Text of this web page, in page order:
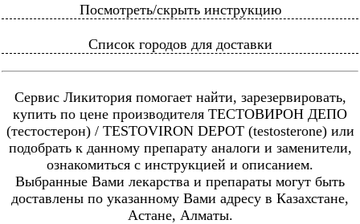
Посмотреть/скрыть инструкцию
Список городов для доставки
Сервис Ликитория помогает найти, зарезервировать,
купить по цене производителя ТЕСТОВИРОН ДЕПО
(тестостерон) / TESTOVIRON DEPOT (testosterone) или
подобрать к данному препарату аналоги и заменители,
ознакомиться с инструкцией и описанием.
Выбранные Вами лекарства и препараты могут быть
доставлены по указанному Вами адресу в Казахстане,
Астане, Алматы.